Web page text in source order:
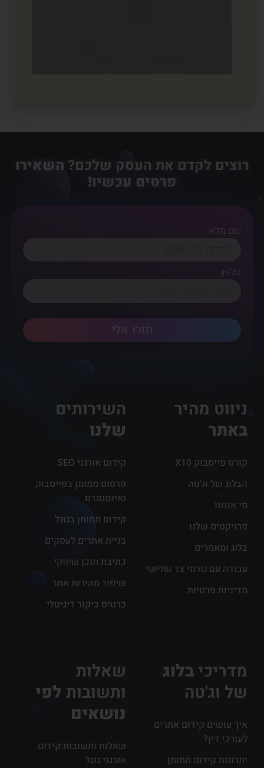
רוצים לקדם את העסק שלכם? השאירו
פרטים עכשיו!
שם מלא
טלפון
חזרו אלי
ניווט מהיר
באתר
קורס פייסבוק X10
הבלוג של וג'טה
מי אנחנו
פרויקטים שלנו
בלוג ומאמרים
עבודה עם גורמי צד שלישי
מדיניות פרטיות
השירותים
שלנו
קידום אורגני SEO
פרסום ממומן בפייסבוק
ואינסטגרם
קידום ממומן בגוגל
בניית אתרים לעסקים
כתיבת תוכן שיווקי
שיפור מהירות אתר
כרטיס ביקור דיגיטלי
מדריכיבלוג
של וג'טה
איך עושים קידום אתרים
לעורכי דין?
יתרונות קידום ממומן
שאלות
ותשובותלפי
נושאים
שאלות ותשובות קידום
אורגני גוגל